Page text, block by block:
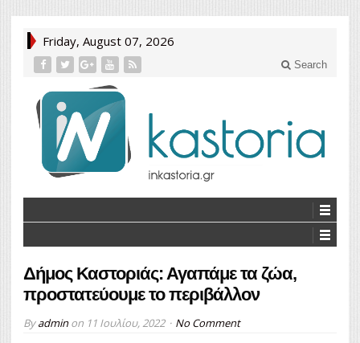
Friday, August 07, 2026
Search
Δήμος Καστοριάς: Αγαπάμε τα ζώα,
προστατεύουμε το περιβάλλον
Byadminon 11 Ιουλίου, 2022 No Comment